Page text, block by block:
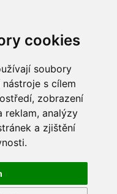
cookies
soubory
s cílem
zobrazení
reklam, analýzy
a zjištění